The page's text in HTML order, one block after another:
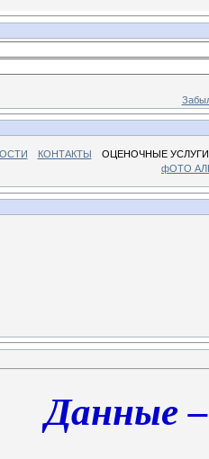
КОНТАКТЫ
ОЦЕНОЧНЫЕ УСЛУГИ
фОТО
Данные –